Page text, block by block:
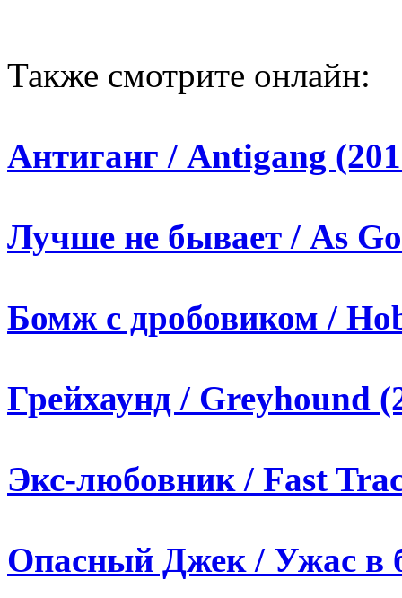
Также смотрите онлайн:
Антиганг / Antigang
Лучше не бывает / As
Бомж с дробовиком /
Грейхаунд / Greyhound
Экс-любовник / Fast
Опасный Джек / Ужас в